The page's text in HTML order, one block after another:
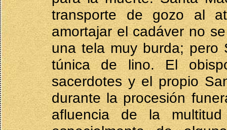
transporte de gozo al
amortajar el cadáver no
una tela muy burda; pero
túnica de lino. El
sacerdotes y el propio
durante la procesión
afluencia de la